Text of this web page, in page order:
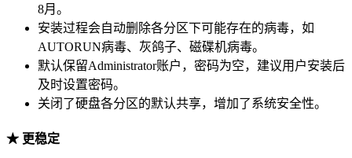
8月。
安装过程会自动删除各分区下可能存在的病毒，如
AUTORUN病毒、灰鸽子、磁碟机病毒。
默认保留Administrator账户，密码为空，建议用户安装后
及时设置密码。
关闭了硬盘各分区的默认共享，增加了系统安全性。
★ 更稳定